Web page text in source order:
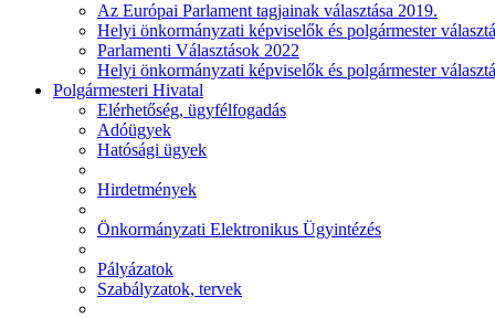
Az Európai Parlament tagjainak választása 2019.
Helyi önkormányzati képviselők és polgármester
Parlamenti Választások 2022
Helyi önkormányzati képviselők és polgármester
Polgármesteri Hivatal
Elérhetőség, ügyfélfogadás
Adóügyek
Hatósági ügyek
Hirdetmények
Önkormányzati Elektronikus Ügyintézés
Pályázatok
Szabályzatok, tervek